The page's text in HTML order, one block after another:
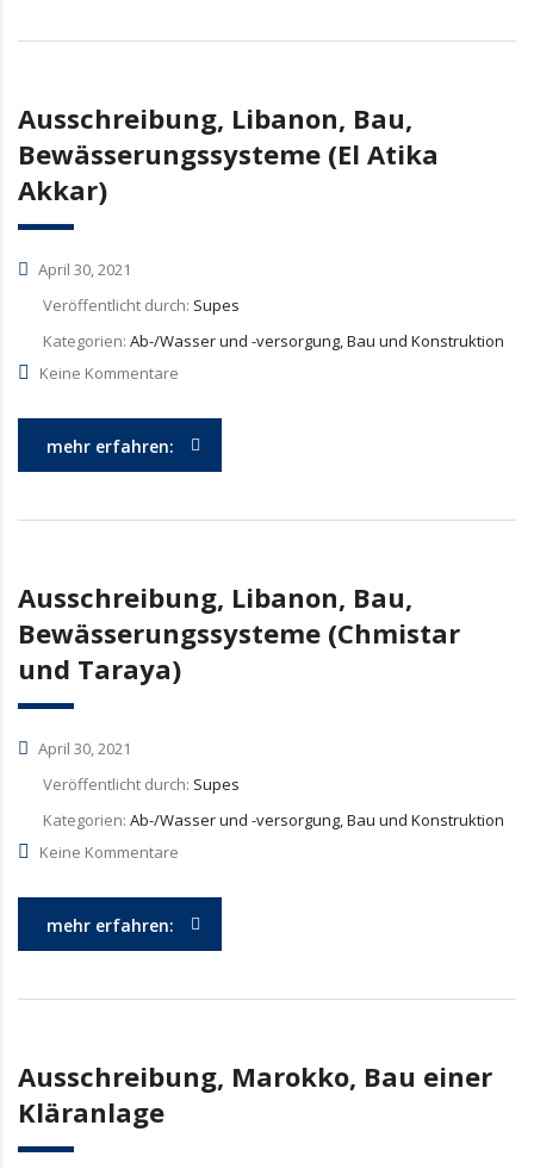
Ausschreibung, Libanon, Bau,
Bewässerungssysteme (El Atika
Akkar)
April 30, 2021
Veröffentlicht durch: Supes
Kategorien: Ab-/Wasser und -versorgung, Bau und Konstruktion
Keine Kommentare
mehr erfahren:
Ausschreibung, Libanon, Bau,
Bewässerungssysteme (Chmistar
und Taraya)
April 30, 2021
Veröffentlicht durch: Supes
Kategorien: Ab-/Wasser und -versorgung, Bau und Konstruktion
Keine Kommentare
mehr erfahren:
Ausschreibung, Marokko, Bau einer
Kläranlage